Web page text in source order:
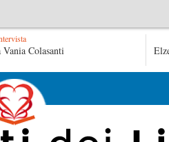
Fabrizio De André – Jan Gaggetta
Colasanti